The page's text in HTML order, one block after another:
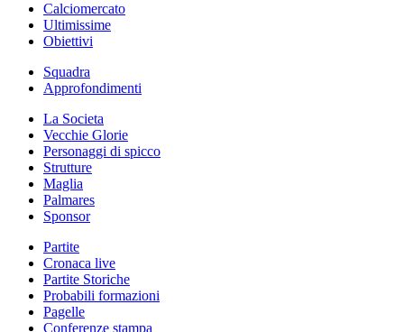
Calciomercato
Ultimissime
Obiettivi
Squadra
Approfondimenti
La Societa
Vecchie Glorie
Personaggi di spicco
Strutture
Maglia
Palmares
Sponsor
Partite
Cronaca live
Partite Storiche
Probabili formazioni
Pagelle
Conferenze stampa